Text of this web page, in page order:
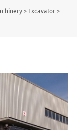
> Excavator>